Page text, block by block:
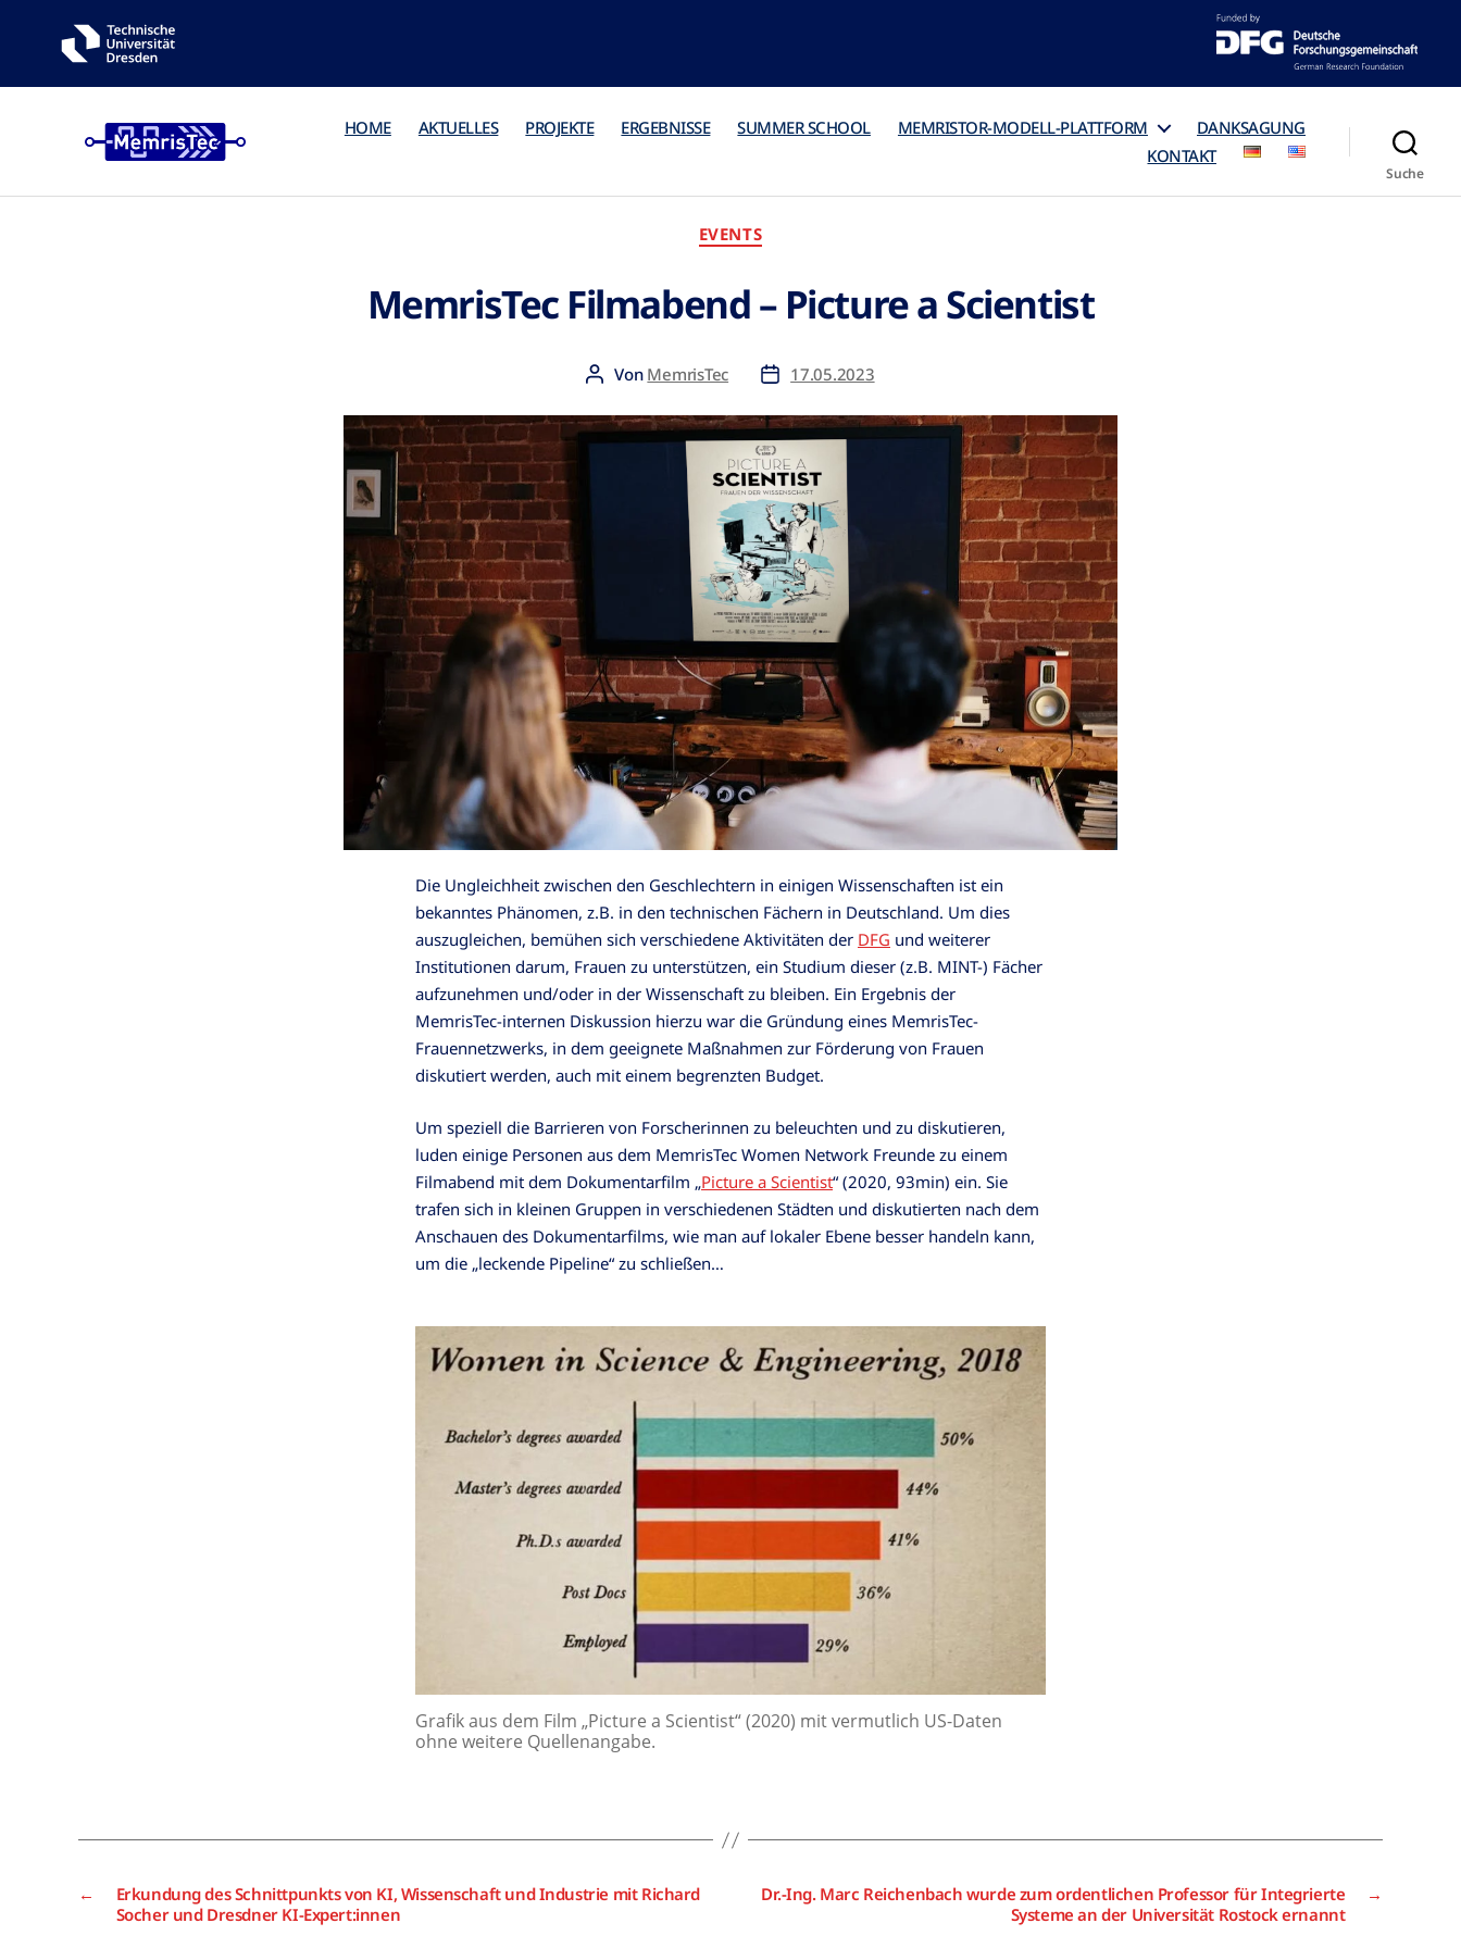
HOME AKTUELLES PROJEKTE ERGEBNISSE SUMMER SCHOOL MEMRISTOR-MODELL-PLATTFORM
DANKSAGUNG
KONTAKT
Suche
EVENTS
MemrisTec Filmabend – Picture a Scientist
Von MemrisTec 17.05.2023
Die Ungleichheit zwischen den Geschlechtern in einigen Wissenschaften ist ein
bekanntes Phänomen, z.B. in den technischen Fächern in Deutschland. Um dies
auszugleichen, bemühen sich verschiedene Aktivitäten der DFG und weiterer
Institutionen darum, Frauen zu unterstützen, ein Studium dieser (z.B. MINT-) Fächer
aufzunehmen und/oder in der Wissenschaft zu bleiben. Ein Ergebnis der
MemrisTec-internen Diskussion hierzu war die Gründung eines MemrisTec-
Frauennetzwerks, in dem geeignete Maßnahmen zur Förderung von Frauen
diskutiert werden, auch mit einem begrenzten Budget.
Um speziell die Barrieren von Forscherinnen zu beleuchten und zu diskutieren,
luden einige Personen aus dem MemrisTec Women Network Freunde zu einem
Filmabend mit dem Dokumentarfilm „Picture a Scientist“ (2020, 93min) ein. Sie
trafen sich in kleinen Gruppen in verschiedenen Städten und diskutierten nach dem
Anschauen des Dokumentarfilms, wie man auf lokaler Ebene besser handeln kann,
um die „leckende Pipeline“ zu schließen…
Grafik aus dem Film „Picture a Scientist“ (2020) mit vermutlich US-Daten
ohne weitere Quellenangabe.
←
Erkundung des Schnittpunkts von KI, Wissenschaft und Industrie mit Richard
Socher und Dresdner KI-Expert:innen
→
Dr.-Ing. Marc Reichenbach wurde zum ordentlichen Professor für Integrierte
Systeme an der Universität Rostock ernannt